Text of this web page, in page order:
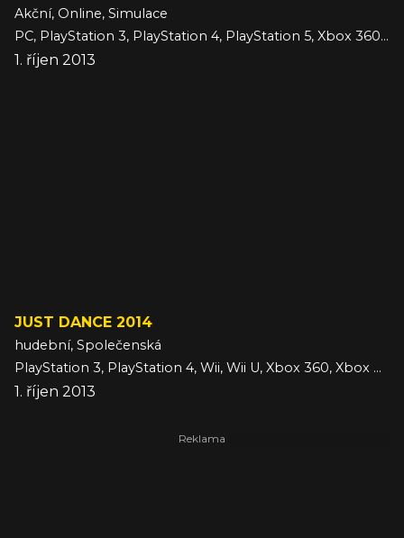
Akční, Online, Simulace
PC, PlayStation 3, PlayStation 4, PlayStation 5, Xbox 360, Xbox One, Xbox Series
1. říjen 2013
JUST DANCE 2014
hudební, Společenská
PlayStation 3, PlayStation 4, Wii, Wii U, Xbox 360, Xbox One
1. říjen 2013